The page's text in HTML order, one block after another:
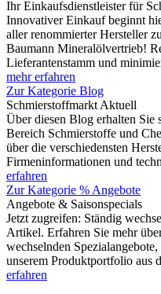
Ihr Einkaufsdienstleister für
Innovativer Einkauf beginnt
aller renommierter Hersteller
Baumann Mineralölvertrieb!
Lieferantenstamm und
mehr erfahren
Zur Kategorie Blog
Schmierstoffmarkt Aktuell
Über diesen Blog erhalten Sie
Bereich Schmierstoffe und
über die verschiedensten
Firmeninformationen und
erfahren
Zur Kategorie % Angebote
Angebote & Saisonspecials
Jetzt zugreifen: Ständig
Artikel. Erfahren Sie mehr
wechselnden
unserem Produktportfolio aus
erfahren